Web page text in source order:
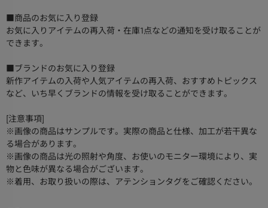
■商品のお気に入り登録
お気に入りアイテムの再入荷・在庫1点などの通知を受け取ることが
できます。
■ブランドのお気に入り登録
新作アイテムの入荷や人気アイテムの再入荷、おすすめトピックス
など、いち早くブランドの情報を受け取ることができます。
[注意事項]
※画像の商品はサンプルです。実際の商品と仕様、加工が若干異な
る場合があります。
※画像の商品は光の照射や角度、お使いのモニター環境により、実
物と色味が異なる場合がございます。
※着用、お取り扱いの際は、アテンションタグをご確認ください。